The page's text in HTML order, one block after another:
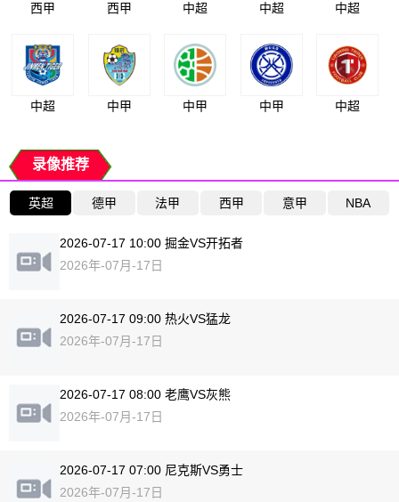
西甲 西甲 中超 中超 中超
中超 中甲 中甲 中甲 中超
录像推荐
英超 德甲 法甲 西甲 意甲 NBA
2026-07-17 10:00 掘金VS开拓者
2026年-07月-17日
2026-07-17 09:00 热火VS猛龙
2026年-07月-17日
2026-07-17 08:00 老鹰VS灰熊
2026年-07月-17日
2026-07-17 07:00 尼克斯VS勇士
2026年-07月-17日